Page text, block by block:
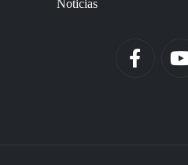
Noticias